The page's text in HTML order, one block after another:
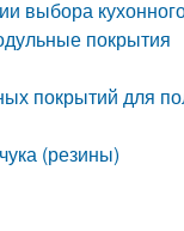
выбора
покрытия
покрытий для
(резины)